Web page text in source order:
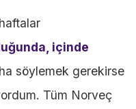
içinde
söylemek gerekirse
Tüm Norveç